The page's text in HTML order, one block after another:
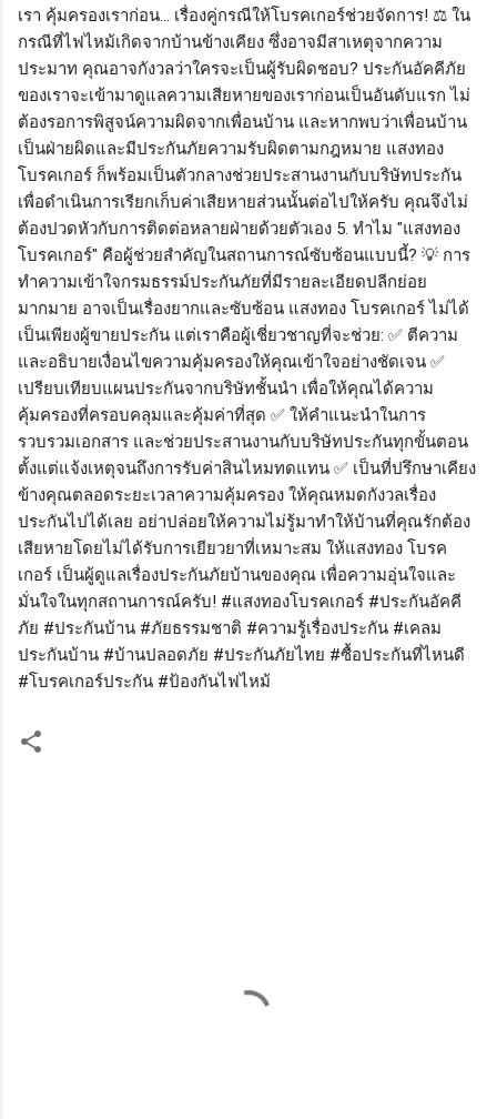
เรา คุ้มครองเราก่อน... เรื่องคู่กรณีให้โบรคเกอร์ช่วยจัดการ! ⚖️ ใน
กรณีที่ไฟไหม้เกิดจากบ้านข้างเคียง ซึ่งอาจมีสาเหตุจากความ
ประมาท คุณอาจกังวลว่าใครจะเป็นผู้รับผิดชอบ? ประกันอัคคีภัย
ของเราจะเข้ามาดูแลความเสียหายของเราก่อนเป็นอันดับแรก ไม่
ต้องรอการพิสูจน์ความผิดจากเพื่อนบ้าน และหากพบว่าเพื่อนบ้าน
เป็นฝ่ายผิดและมีประกันภัยความรับผิดตามกฎหมาย แสงทอง
โบรคเกอร์ ก็พร้อมเป็นตัวกลางช่วยประสานงานกับบริษัทประกัน
เพื่อดำเนินการเรียกเก็บค่าเสียหายส่วนนั้นต่อไปให้ครับ คุณจึงไม่
ต้องปวดหัวกับการติดต่อหลายฝ่ายด้วยตัวเอง 5. ทำไม "แสงทอง
โบรคเกอร์" คือผู้ช่วยสำคัญในสถานการณ์ซับซ้อนแบบนี้? 💡 การ
ทำความเข้าใจกรมธรรม์ประกันภัยที่มีรายละเอียดปลีกย่อย
มากมาย อาจเป็นเรื่องยากและซับซ้อน แสงทอง โบรคเกอร์ ไม่ได้
เป็นเพียงผู้ขายประกัน แต่เราคือผู้เชี่ยวชาญที่จะช่วย: ✅ ตีความ
และอธิบายเงื่อนไขความคุ้มครองให้คุณเข้าใจอย่างชัดเจน ✅
เปรียบเทียบแผนประกันจากบริษัทชั้นนำ เพื่อให้คุณได้ความ
คุ้มครองที่ครอบคลุมและคุ้มค่าที่สุด ✅ ให้คำแนะนำในการ
รวบรวมเอกสาร และช่วยประสานงานกับบริษัทประกันทุกขั้นตอน
ตั้งแต่แจ้งเหตุจนถึงการรับค่าสินไหมทดแทน ✅ เป็นที่ปรึกษาเคียง
ข้างคุณตลอดระยะเวลาความคุ้มครอง ให้คุณหมดกังวลเรื่อง
ประกันไปได้เลย อย่าปล่อยให้ความไม่รู้มาทำให้บ้านที่คุณรักต้อง
เสียหายโดยไม่ได้รับการเยียวยาที่เหมาะสม ให้แสงทอง โบรค
เกอร์ เป็นผู้ดูแลเรื่องประกันภัยบ้านของคุณ เพื่อความอุ่นใจและ
มั่นใจในทุกสถานการณ์ครับ! #แสงทองโบรคเกอร์ #ประกันอัคคี
ภัย #ประกันบ้าน #ภัยธรรมชาติ #ความรู้เรื่องประกัน #เคลม
ประกันบ้าน #บ้านปลอดภัย #ประกันภัยไทย #ซื้อประกันที่ไหนดี
#โบรคเกอร์ประกัน #ป้องกันไฟไหม้